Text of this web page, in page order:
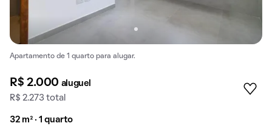
Apartamento de 1 quarto para alugar.
R$ 2.000 aluguel
R$ 2.273 total
32 m² · 1 quarto